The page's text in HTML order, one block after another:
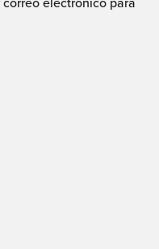
electrónico para